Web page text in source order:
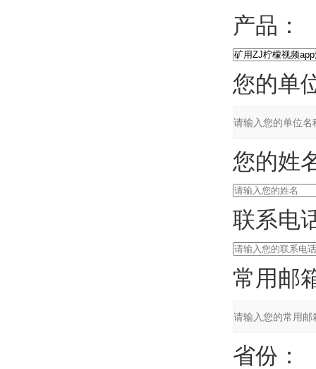
产品：
您的单位
您的姓名
联系电话
常用邮箱
省份：